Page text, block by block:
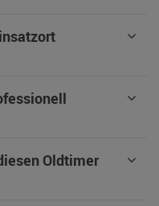
Oldtimer